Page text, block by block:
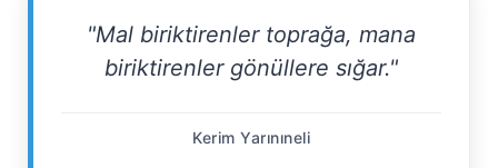
"Mal biriktirenler toprağa, mana
biriktirenler gönüllere sığar."
Kerim Yarınıneli